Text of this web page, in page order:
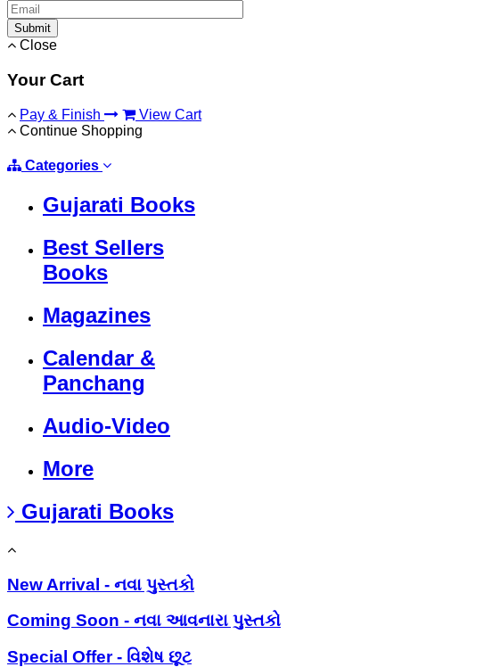
Submit
Close
Your Cart
Pay & Finish
View Cart
Continue Shopping
Categories
Gujarati Books
Best Sellers
Books
Magazines
Calendar &
Panchang
Audio-Video
More
Gujarati Books
New Arrival - નવા પુસ્તકો
Coming Soon - નવા આવનારા પુસ્તકો
Special Offer - વિશેષ છૂટ